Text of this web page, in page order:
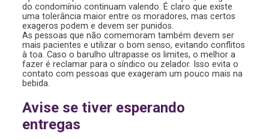
do condomínio continuam valendo. É claro que existe
uma tolerância maior entre os moradores, mas certos
exageros podem e devem ser punidos.
As pessoas que não comemoram também devem ser
mais pacientes e utilizar o bom senso, evitando conflitos
à toa. Caso o barulho ultrapasse os limites, o melhor a
fazer é reclamar para o síndico ou zelador. Isso evita o
contato com pessoas que exageram um pouco mais na
bebida.
Avise se tiver esperando
entregas